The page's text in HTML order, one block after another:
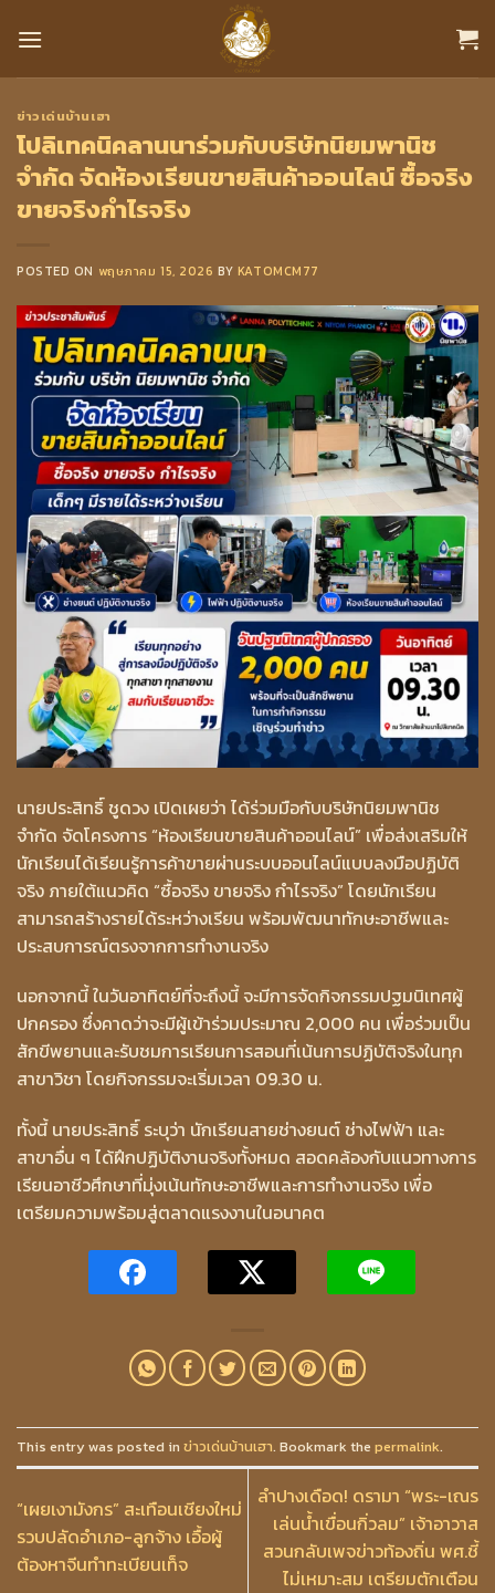
ข่าวเด่นบ้านเฮา
โปลิเทคนิคลานนาร่วมกับบริษัทนิยมพานิช
จำกัด จัดห้องเรียนขายสินค้าออนไลน์ ซื้อจริง
ขายจริงกำไรจริง
POSTED ON พฤษภาคม 15, 2026 BY KATOMCM77
นายประสิทธิ์ ชูดวง เปิดเผยว่า ได้ร่วมมือกับบริษัทนิยมพานิช
จำกัด จัดโครงการ “ห้องเรียนขายสินค้าออนไลน์” เพื่อส่งเสริมให้
นักเรียนได้เรียนรู้การค้าขายผ่านระบบออนไลน์แบบลงมือปฏิบัติ
จริง ภายใต้แนวคิด “ซื้อจริง ขายจริง กำไรจริง” โดยนักเรียน
สามารถสร้างรายได้ระหว่างเรียน พร้อมพัฒนาทักษะอาชีพและ
ประสบการณ์ตรงจากการทำงานจริง
นอกจากนี้ ในวันอาทิตย์ที่จะถึงนี้ จะมีการจัดกิจกรรมปฐมนิเทศผู้
ปกครอง ซึ่งคาดว่าจะมีผู้เข้าร่วมประมาณ 2,000 คน เพื่อร่วมเป็น
สักขีพยานและรับชมการเรียนการสอนที่เน้นการปฏิบัติจริงในทุก
สาขาวิชา โดยกิจกรรมจะเริ่มเวลา 09.30 น.
ทั้งนี้ นายประสิทธิ์ ระบุว่า นักเรียนสายช่างยนต์ ช่างไฟฟ้า และ
สาขาอื่น ๆ ได้ฝึกปฏิบัติงานจริงทั้งหมด สอดคล้องกับแนวทางการ
เรียนอาชีวศึกษาที่มุ่งเน้นทักษะอาชีพและการทำงานจริง เพื่อ
เตรียมความพร้อมสู่ตลาดแรงงานในอนาคต
This entry was posted in ข่าวเด่นบ้านเฮา. Bookmark the permalink.
“เผยเงามังกร” สะเทือนเชียงใหม่
รวบปลัดอำเภอ-ลูกจ้าง เอื้อผู้
ต้องหาจีนทำทะเบียนเท็จ
ลำปางเดือด! ดรามา “พระ-เณร
เล่นน้ำเขื่อนกิ่วลม” เจ้าอาวาส
สวนกลับเพจข่าวท้องถิ่น พศ.ชี้
ไม่เหมาะสม เตรียมตักเตือน